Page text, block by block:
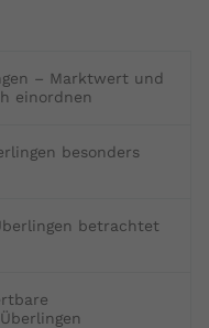
– Marktwert und
einordnen
besonders
betrachtet